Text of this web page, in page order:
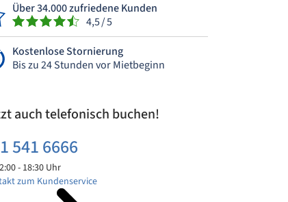
Über 34.000 zufriedene Kunden
4,5 / 5
Kostenlose Stornierung
Bis zu 24 Stunden vor Mietbeginn
auch telefonisch buchen!
541 6666
- 18:30 Uhr
zum Kundenservice